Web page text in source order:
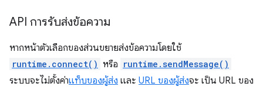
API การรับส่งข้อความ
หากหน้าตัวเลือกของส่วนขยายส่งข้อความโดยใช้
runtime.connect() หรือ runtime.sendMessage()
ระบบจะไม่ตั้งค่าแท็บของผู้ส่ง และ URL ของผู้ส่งจะ เป็น URL ของ